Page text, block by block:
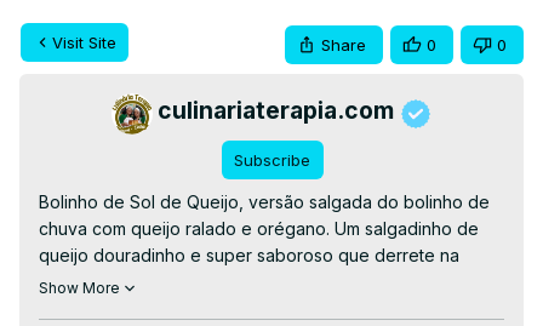
Visit Site Share 0 0
culinariaterapia.com
Subscribe
Bolinho de Sol de Queijo, versão salgada do bolinho de
chuva com queijo ralado e orégano. Um salgadinho de
queijo douradinho e super saboroso que derrete na
boca.
Show More